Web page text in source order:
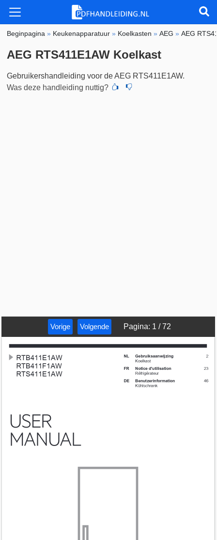
Beginpagina » Keukenapparatuur » Koelkasten »AEG »AEG
AEG RTS411E1AW Koelkast
Gebruikershandleiding voor de AEG RTS411E1AW.
Was deze handleiding nuttig?
Vorige Volgende Pagina: 1 /72